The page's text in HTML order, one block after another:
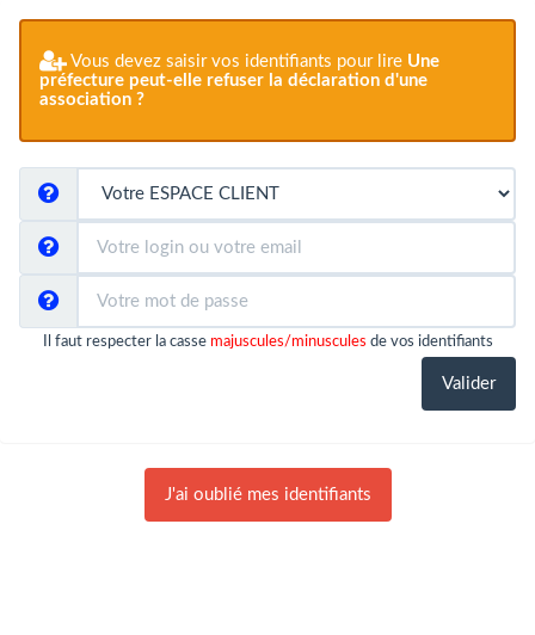
Vous devez saisir vos identifiants pour lire Une
préfecture peut-elle refuser la déclaration d'une
association ?
Il faut respecter la casse majuscules/minuscules de vos identifiants
J'ai oublié mes identifiants